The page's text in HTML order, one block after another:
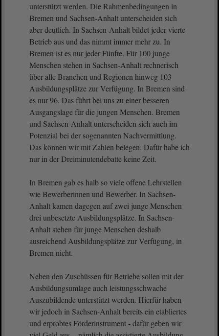
unterstützt werden. Die Rahmenbedingungen in
Bremen und Sachsen-Anhalt unterscheiden sich
aber deutlich. In Sachsen-Anhalt bildet jeder vierte
Betrieb aus und das nimmt immer mehr zu. In
Bremen ist es nur jeder Fünfte. Für 100 junge
Menschen stehen in Sachsen-Anhalt rechnerisch
über alle Branchen und Regionen hinweg 103
Ausbildungsplätze zur Verfügung. In Bremen sind
es nur 96. Das führt bei uns zu einer besseren
Ausgangslage für die jungen Menschen. Bremen
und Sachsen-Anhalt unterscheiden sich auch im
Potenzial bei der sogenannten Nachvermittlung.
Das können wir mit Zahlen belegen. Dafür habe ich
nur in der Dreiminutendebatte keine Zeit.
In Bremen gab es halb so viele offene Lehrstellen
wie Bewerberinnen und Bewerber. In Sachsen-
Anhalt kamen dagegen auf zwei junge Menschen
drei unbesetzte Ausbildungsplätze. In Sachsen-
Anhalt stehen für junge Menschen deshalb
ausreichend Ausbildungsplätze zur Verfügung, in
Bremen nicht.
Neben den Zuschüssen für Betriebe sollen mit der
Ausbildungsumlage auch leistungsschwache
Auszubildende unterstützt werden. Hierfür haben
wir jedoch in Sachsen-Anhalt bereits ein etabliertes
und erprobtes Förderinstrument - dafür geben wir